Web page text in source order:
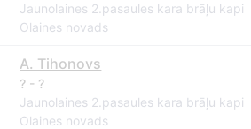
Jaunolaines 2.pasaules kara brāļu kapi
Olaines novads
A. Tihonovs
? - ?
Jaunolaines 2.pasaules kara brāļu kapi
Olaines novads